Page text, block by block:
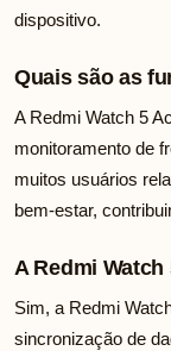
dispositivo.
Quais são as
A Redmi Watch 5
monitoramento de
muitos usuários
bem-estar,
A Redmi
Sim, a Redmi
sincronização de